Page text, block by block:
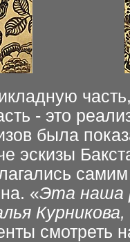
- это
была
эскизы
«Эта наша
смотреть